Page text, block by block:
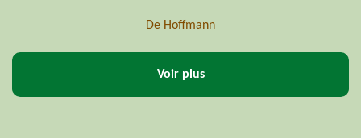
De Professionnel
Voir plus